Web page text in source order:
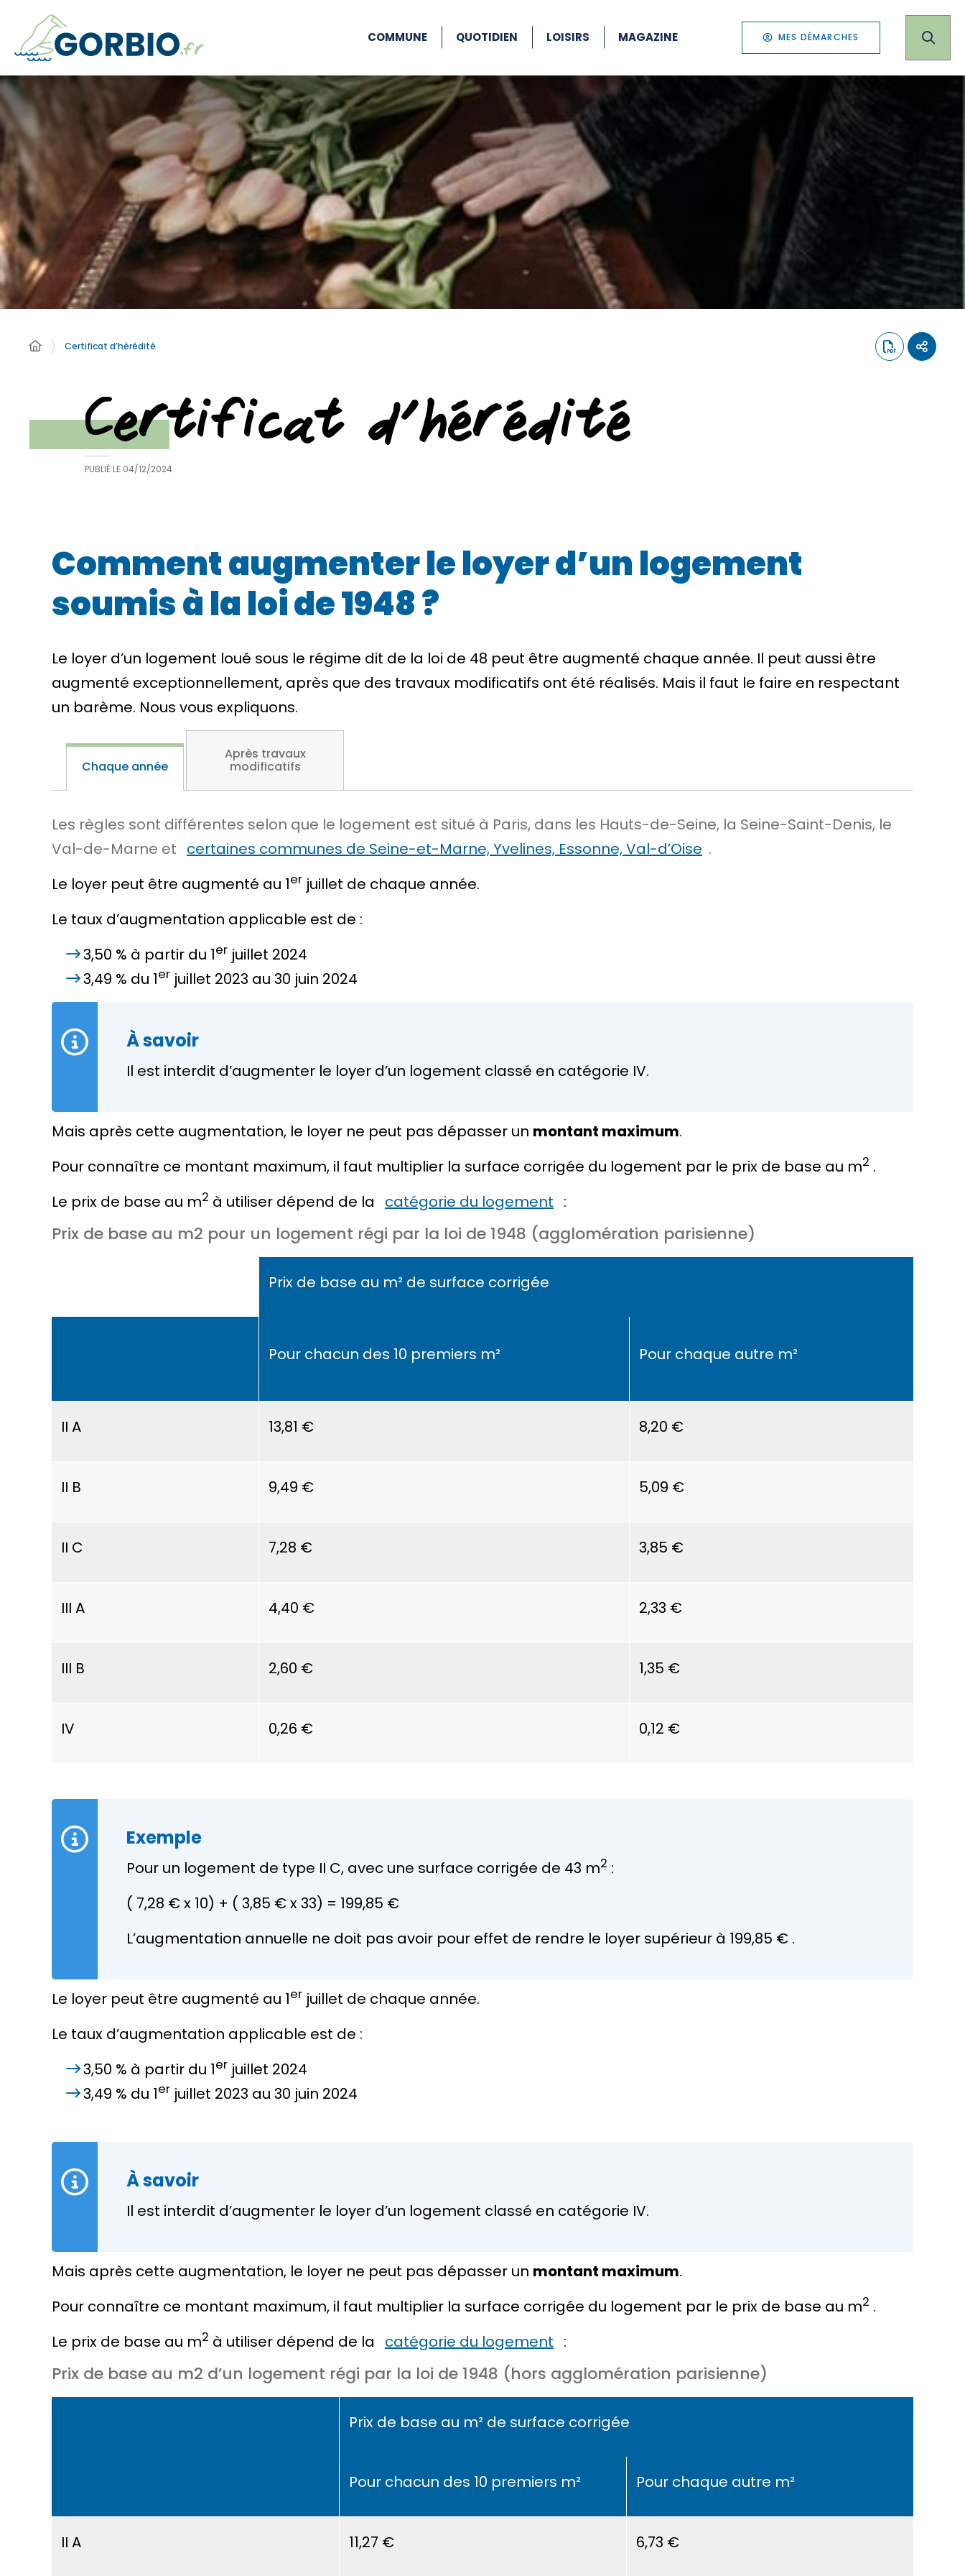
COMMUNE QUOTIDIEN LOISIRS MAGAZINE MES DÉMARCHES
Certificat d’hérédité
Certificat d’hérédité
PUBLIÉ LE 04/12/2024
Comment augmenter le loyer d’un logement
soumis à la loi de 1948 ?
Le loyer d’un logement loué sous le régime dit de la loi de 48 peut être augmenté chaque année. Il peut aussi être
augmenté exceptionnellement, après que des travaux modificatifs ont été réalisés. Mais il faut le faire en respectant
un barème. Nous vous expliquons.
Chaque année
Après travaux
modificatifs
Les règles sont différentes selon que le logement est situé à Paris, dans les Hauts-de-Seine, la Seine-Saint-Denis, le
Val-de-Marne et certaines communes de Seine-et-Marne, Yvelines, Essonne, Val-d’Oise .
Le loyer peut être augmenté au 1er juillet de chaque année.
Le taux d’augmentation applicable est de :
3,50 % à partir du 1er juillet 2024
3,49 % du 1er juillet 2023 au 30 juin 2024
À savoir
Il est interdit d’augmenter le loyer d’un logement classé en catégorie IV.
Mais après cette augmentation, le loyer ne peut pas dépasser un montant maximum.
Pour connaître ce montant maximum, il faut multiplier la surface corrigée du logement par le prix de base au m2 .
Le prix de base au m2 à utiliser dépend de la catégorie du logement :
Prix de base au m2 pour un logement régi par la loi de 1948 (agglomération parisienne)
Prix de base au m² de surface corrigée
Pour chacun des 10 premiers m² Pour chaque autre m²
II A 13,81 € 8,20 €
II B 9,49 € 5,09 €
II C 7,28 € 3,85 €
III A 4,40 € 2,33 €
III B 2,60 € 1,35 €
IV 0,26 € 0,12 €
Exemple
Pour un logement de type II C, avec une surface corrigée de 43 m2 :
( 7,28 €x 10) + ( 3,85 €x 33) = 199,85 €
L’augmentation annuelle ne doit pas avoir pour effet de rendre le loyer supérieur à 199,85 € .
Le loyer peut être augmenté au 1er juillet de chaque année.
Le taux d’augmentation applicable est de :
3,50 % à partir du 1er juillet 2024
3,49 % du 1er juillet 2023 au 30 juin 2024
À savoir
Il est interdit d’augmenter le loyer d’un logement classé en catégorie IV.
Mais après cette augmentation, le loyer ne peut pas dépasser un montant maximum.
Pour connaître ce montant maximum, il faut multiplier la surface corrigée du logement par le prix de base au m2 .
Le prix de base au m2 à utiliser dépend de la catégorie du logement :
Prix de base au m2 d’un logement régi par la loi de 1948 (hors agglomération parisienne)
Prix de base au m² de surface corrigée
Pour chacun des 10 premiers m² Pour chaque autre m²
II A 11,27 € 6,73 €